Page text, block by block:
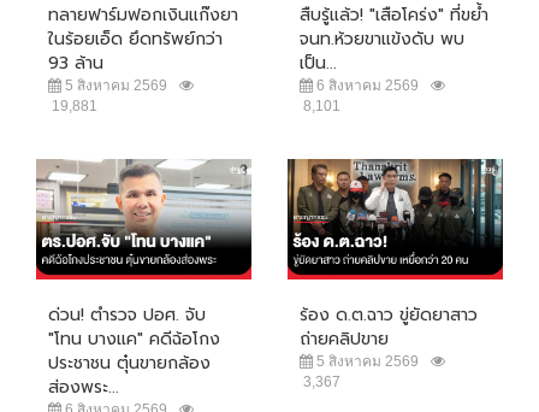
ทลายฟาร์มฟอกเงินแก๊งยา
ในร้อยเอ็ด ยึดทรัพย์กว่า
93 ล้าน
5 สิงหาคม 2569
19,881
สืบรู้แล้ว! "เสือโคร่ง" ที่ขย้ำ
จนท.ห้วยขาแข้งดับ พบ
เป็น...
6 สิงหาคม 2569
8,101
ด่วน! ตำรวจ ปอศ. จับ
"โทน บางแค" คดีฉ้อโกง
ประชาชน ตุ๋นขายกล้อง
ส่องพระ...
ร้อง ด.ต.ฉาว ขู่ยัดยาสาว
ถ่ายคลิปขาย
5 สิงหาคม 2569
3,367